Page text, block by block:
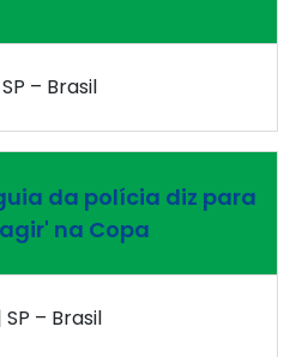
– Brasil
da polícia diz para
na Copa
– Brasil